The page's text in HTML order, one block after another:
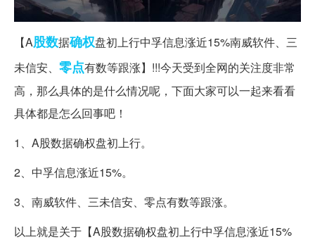
【A股数据确权盘初上行中孚信息涨近15%南威软件、三
未信安、 零点有数等跟涨】!!!今天受到全网的关注度非常
高，那么具体的是什么情况呢，下面大家可以一起来看看
具体都是怎么回事吧！
1、A股数据确权盘初上行。
2、中孚信息涨近15%。
3、南威软件、三未信安、零点有数等跟涨。
以上就是关于【A股数据确权盘初上行中孚信息涨近15%